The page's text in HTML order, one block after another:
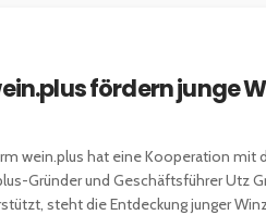
fördern junge
wein.plus hat eine Kooperation mit
Gründer und Geschäftsführer Utz
steht die Entdeckung junger